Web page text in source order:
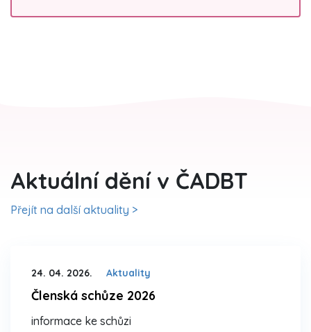
Aktuální dění v ČADBT
Přejít na další aktuality >
24. 04. 2026. Aktuality
Členská schůze 2026
informace ke schůzi